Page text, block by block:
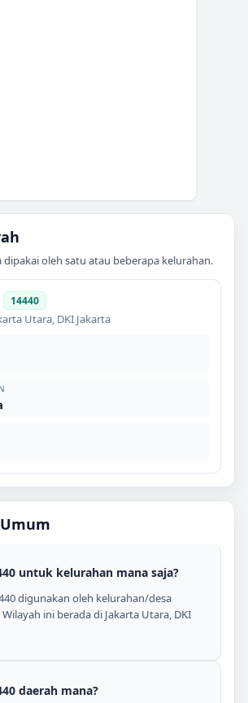
dipakai oleh satu atau beberapa kelurahan.
14440
Utara, DKI Jakarta
untuk kelurahan mana saja?
digunakan oleh kelurahan/desa
ini berada di Jakarta Utara, DKI
daerah mana?